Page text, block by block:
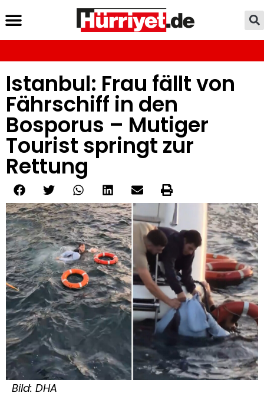
Istanbul: Frau fällt von
Fährschiff in den
Bosporus – Mutiger
Tourist springt zur
Rettung
Bild: DHA